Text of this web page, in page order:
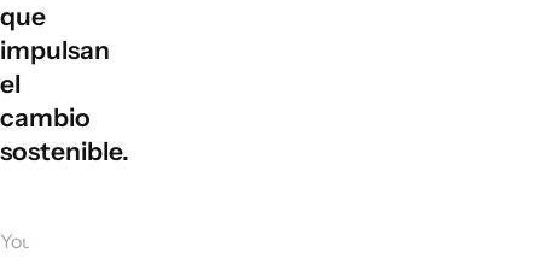
que
impulsan
el
cambio
sostenible.